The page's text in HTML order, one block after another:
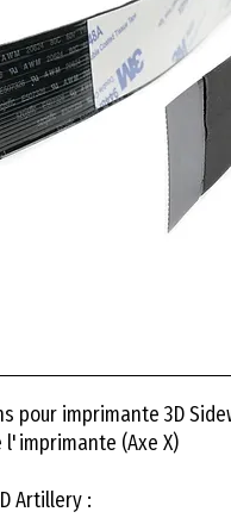
pour imprimante 3D
(Axe X)
Artillery :